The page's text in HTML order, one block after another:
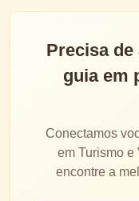
Precisa
guia em
Conectamos
em Turismo e
encontre a